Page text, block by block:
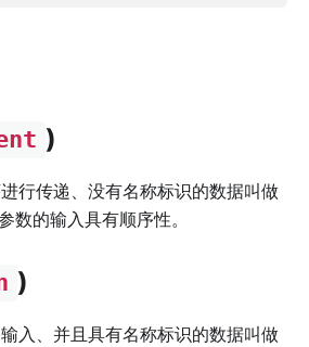
)
行传递、没有名称标识的数据叫做
数的输入具有顺序性。
)
入、并且具有名称标识的数据叫做